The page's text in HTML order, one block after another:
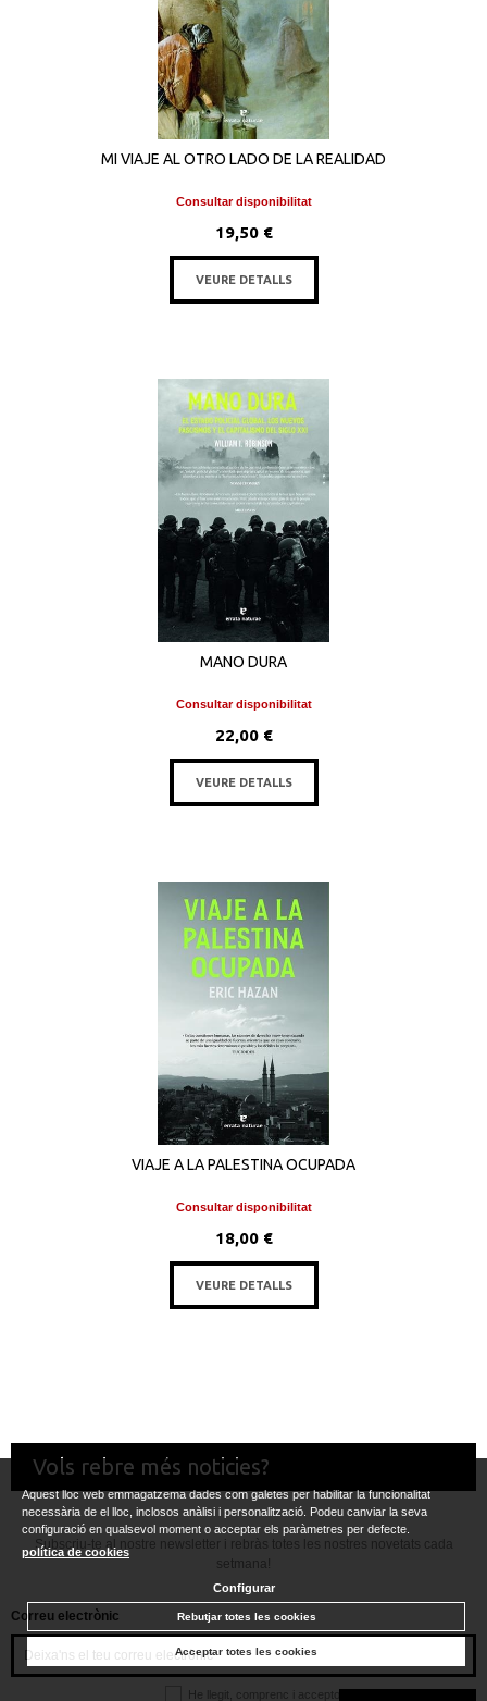
MI VIAJE AL OTRO LADO DE LA REALIDAD
Consultar disponibilitat
19,50 €
VEURE DETALLS
MANO DURA
Consultar disponibilitat
22,00 €
VEURE DETALLS
VIAJE A LA PALESTINA OCUPADA
Consultar disponibilitat
18,00 €
VEURE DETALLS
Vols rebre més noticies?
Subscriu-te al nostre newsletter i rebràs totes les nostres novetats cada
setmana!
Correu electrònic
He llegit, comprenc i accepto la
Aquest lloc web emmagatzema dades com galetes per habilitar la funcionalitat
necessària de el lloc, inclosos anàlisi i personalització. Podeu canviar la seva
configuració en qualsevol moment o acceptar els paràmetres per defecte.
política de cookies
Configurar
Rebutjar totes les cookies
Acceptar totes les cookies